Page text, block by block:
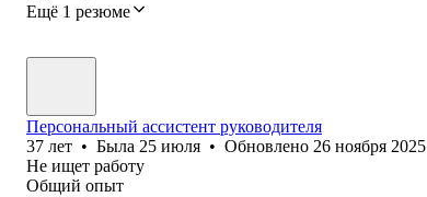
Ещё 1 резюме
Персональный ассистент руководителя
37 лет • Была 25 июля • Обновлено 26 ноября 2025
Не ищет работу
Общий опыт